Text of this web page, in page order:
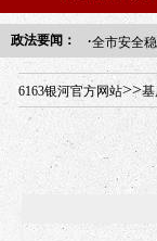
政法要闻： ·全市安全
年“招才兴
6163银河官方网站>>基